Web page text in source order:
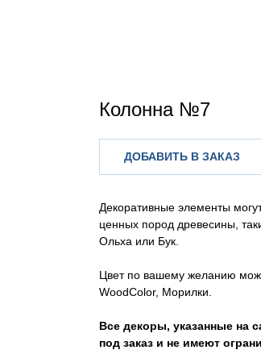
Колонна №7
ДОБАВИТЬ В ЗАКАЗ
Декоративные элементы
ценных пород древесины,
Ольха или Бук.
Цвет по вашему желанию
WoodColor, Морилки.
Все декоры, указанные на
под заказ и не имеют